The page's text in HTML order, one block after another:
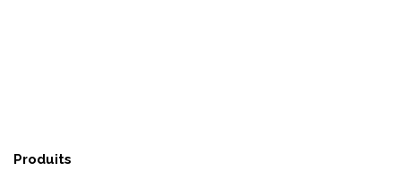
Produits